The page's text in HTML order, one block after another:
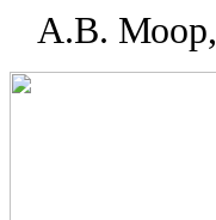
А.В. Моор,